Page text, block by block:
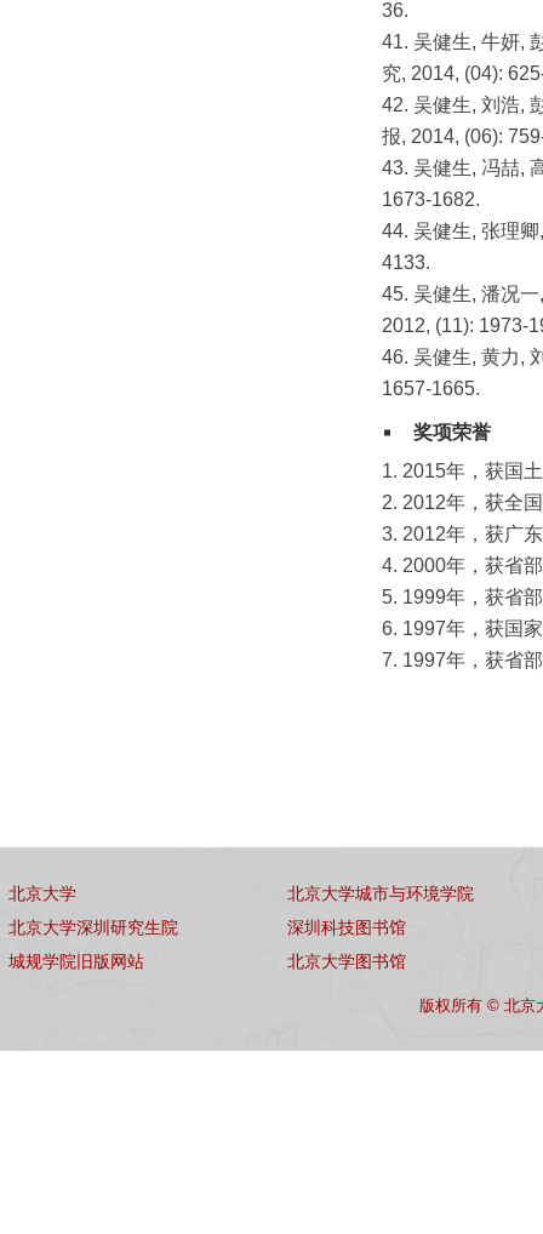
36.
41. 吴健生, 牛妍,
究, 2014, (04):
42. 吴健生, 刘浩,
报, 2014, (06):
43. 吴健生, 冯喆,
1673-1682.
44. 吴健生, 张理
4133.
45. 吴健生, 潘况
2012, (11):
46. 吴健生, 黄力,
1657-1665.
奖项荣誉
1. 2015年，获国
2. 2012年，获全
3. 2012年，获广
4. 2000年，获省
5. 1999年，获
6. 1997年，获
7. 1997年，获省
北京大学
北京大学深圳研究生院
城规学院旧版网站
北京大学城市与环境学院
深圳科技图书馆
北京大学图书馆
版权所有 © 北